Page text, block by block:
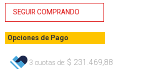
50 Hz
cantidad
SEGUIR COMPRANDO
Opciones de Pago
3 cuotas de: $ 231.469,88